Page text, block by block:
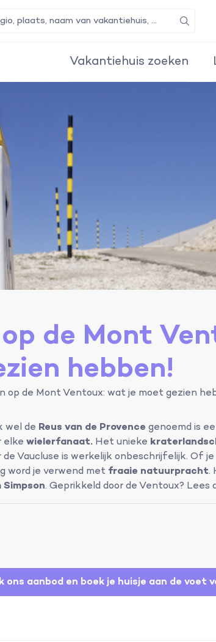
Zoeken
Vakantiehuis zoeken
de Mont
hebben!
op de Mont Ventoux: wat je moet gezien
wel de Reus van de Provence genoemd is
elke wielerfanaat. Het unieke
Vaucluse is werkelijk onbeschrijfelijk. Of
word je verwend met fraaie natuurpracht.
Simpson. Geprikkeld door de Ventoux? Lees
ons aanbod en boek je huisje aan de voet